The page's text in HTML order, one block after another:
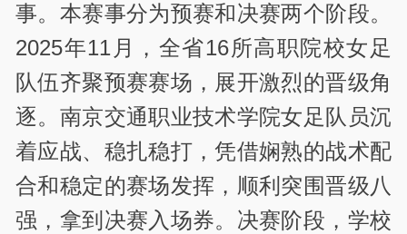
事。本赛事分为预赛和决赛两个阶段。
2025年11月，全省16所高职院校女足
队伍齐聚预赛赛场，展开激烈的晋级角
逐。南京交通职业技术学院女足队员沉
着应战、稳扎稳打，凭借娴熟的战术配
合和稳定的赛场发挥，顺利突围晋级八
强，拿到决赛入场券。决赛阶段，学校